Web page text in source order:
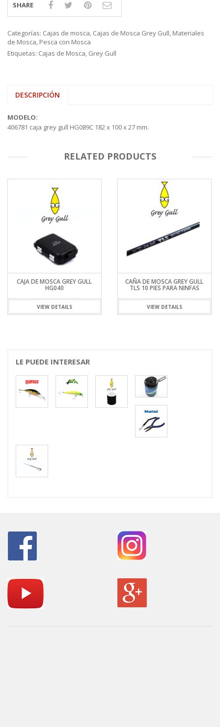
SHARE
Categorías: Cajas de mosca, Cajas de Mosca Grey Gull, Materiales
de Mosca, Pesca con Mosca
Etiquetas: Cajas de Mosca, Grey Gull
DESCRIPCIÓN
MODELO:
406781 caja grey gull HG089C 182 x 100 x 27 mm.
RELATED PRODUCTS
CAJA DE MOSCA GREY GULL
HG040
VIEW DETAILS
CAÑA DE MOSCA GREY GULL
TLS 10 PIES PARA NINFAS
VIEW DETAILS
LE PUEDE INTERESAR